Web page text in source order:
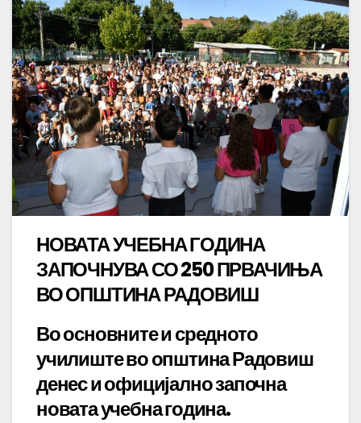
НОВАТА УЧЕБНА ГОДИНА
ЗАПОЧНУВА СО 250 ПРВАЧИЊА
ВО ОПШТИНА РАДОВИШ
Во основните и средното
училиште во општина Радовиш
денес и официјално започна
новата учебна година.